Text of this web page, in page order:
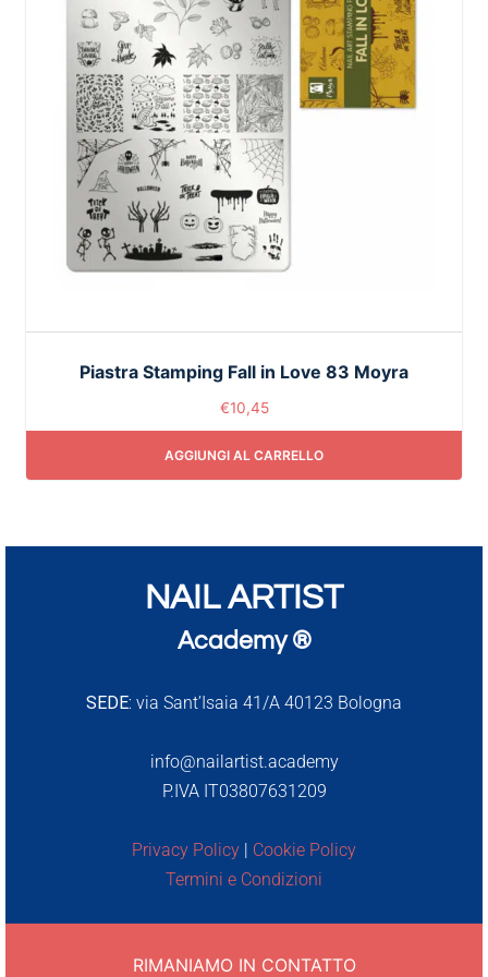
Piastra Stamping Fall in Love 83 Moyra
€10,45
AGGIUNGI AL CARRELLO
NAIL ARTIST
Academy ®
SEDE: via Sant’Isaia 41/A 40123 Bologna
info@nailartist.academy
P.IVA IT03807631209
Privacy Policy | Cookie Policy
Termini e Condizioni
RIMANIAMO IN CONTATTO